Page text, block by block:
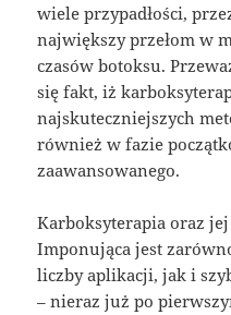
wiele przypadłości,
największy przełom w
czasów botoksu.
się fakt, iż
najskuteczniejszych
również w fazie
zaawansowanego.
Karboksyterapia oraz
Imponująca jest
liczby aplikacji, jak i
– nieraz już po